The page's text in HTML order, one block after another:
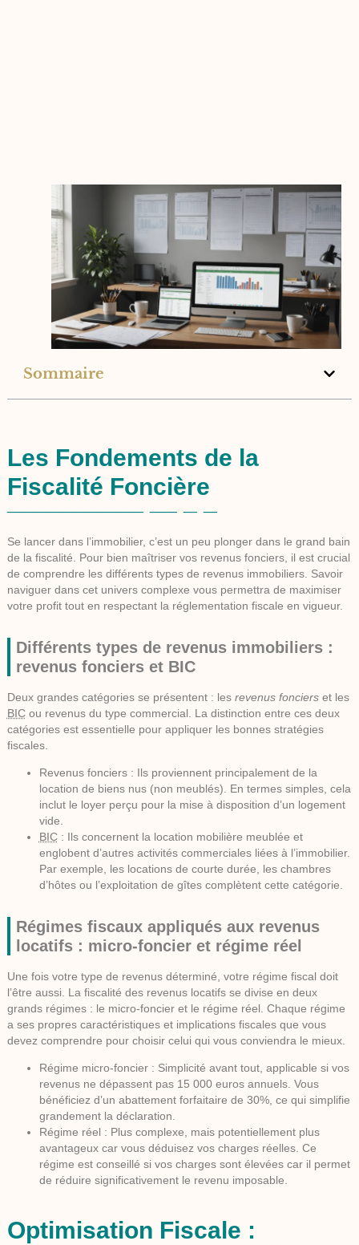
Sommaire
Les Fondements de la
Fiscalité Foncière
Se lancer dans l’immobilier, c’est un peu plonger dans le grand bain
de la fiscalité. Pour bien maîtriser vos revenus fonciers, il est crucial
de comprendre les différents types de revenus immobiliers. Savoir
naviguer dans cet univers complexe vous permettra de maximiser
votre profit tout en respectant la réglementation fiscale en vigueur.
Différents types de revenus immobiliers :
revenus fonciers et BIC
Deux grandes catégories se présentent : les revenus foncierset les
BICou revenus du type commercial. La distinction entre ces deux
catégories est essentielle pour appliquer les bonnes stratégies
fiscales.
Revenus fonciers: Ils proviennent principalement de la
location de biens nus (non meublés). En termes simples, cela
inclut le loyer perçu pour la mise à disposition d’un logement
vide.
BIC: Ils concernent la location mobilière meublée et
englobent d’autres activités commerciales liées à l’immobilier.
Par exemple, les locations de courte durée, les chambres
d’hôtes ou l’exploitation de gîtes complètent cette catégorie.
Régimes fiscaux appliqués aux revenus
locatifs : micro-foncier et régime réel
Une fois votre type de revenus déterminé, votre régime fiscal doit
l’être aussi. La fiscalité des revenus locatifsse divise en deux
grands régimes : le micro-foncier et le régime réel. Chaque régime
a ses propres caractéristiques et implications fiscales que vous
devez comprendre pour choisir celui qui vous conviendra le mieux.
Régime micro-foncier: Simplicité avant tout, applicable si vos
revenus ne dépassent pas 15 000 euros annuels. Vous
bénéficiez d’un abattement forfaitaire de 30%, ce qui simplifie
grandement la déclaration.
Régime réel : Plus complexe, mais potentiellement plus
avantageux car vous déduisez vos charges réelles. Ce
régime est conseillé si vos charges sont élevées car il permet
de réduire significativement le revenu imposable.
Optimisation Fiscale :